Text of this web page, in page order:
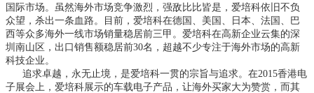
国际市场。 虽然海外市场竞争激烈，强敌比比皆是，爱培科依旧不负
众望，杀出一条血路。目前，爱培科在德国、美国、日本、法国、巴
西等众多海外一线市场销量稳居前三甲。爱培科在高新企业云集的深
圳南山区，出口销售额稳居前30名，超越不少专注于海外市场的高新
科技企业。
追求卓越，永无止境，是爱培科一贯的宗旨与追求。在2015香港电
子展会上，爱培科展示的车载电子产品，让海外买家大为赞赏，而其